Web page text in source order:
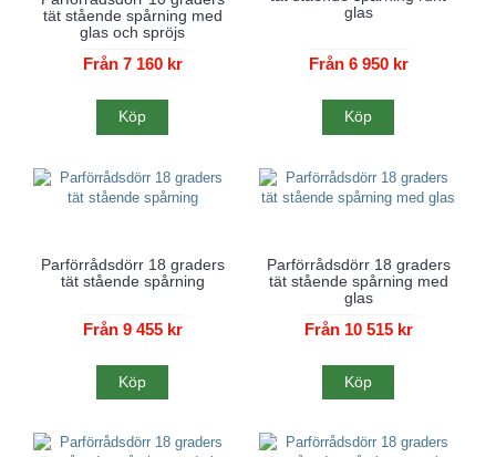
tät stående spårning med
glas och spröjs
Från 7 160 kr
Köp
glas
Från 6 950 kr
Köp
Parförrådsdörr 18 graders
tät stående spårning
Från 9 455 kr
Köp
Parförrådsdörr 18 graders
tät stående spårning med
glas
Från 10 515 kr
Köp